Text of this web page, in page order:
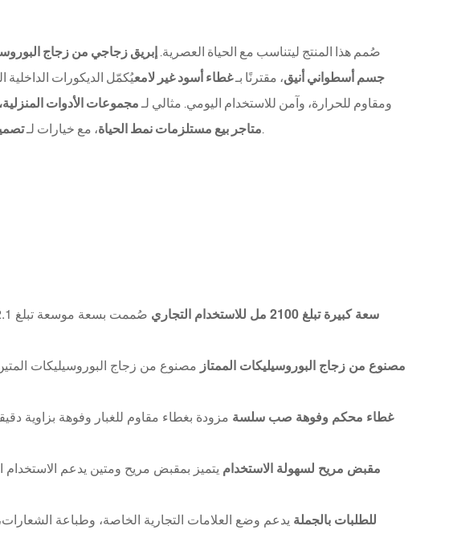
صُمم هذا المنتج ليتناسب مع الحياة العصرية. إبريق زجاجي من زجاج
جسم أسطواني أنيق، مقترنًا بـغطاء أسود غير لامعيُكمّل الديكورات الداخلية
إنه خالٍ من مادة BPA، ومقاوم للحرارة، وآمن للاستخدام اليومي. مثالي لـ مجموعات الأدوات
متاجر بيع مستلزمات نمط الحياة، مع خيارات لـ
سعة كبيرة تبلغ 2100 مل للاستخدام التجاري
مصنوع من زجاج البوروسيليكات الممتاز مصنوع من زجاج البوروسيليكات
غطاء محكم وفوهة صب سلسة مزودة بغطاء مقاوم للغبار وفوهة بزاوية
مقبض مريح لسهولة الاستخدام يتميز بمقبض مريح ومتين يدعم
تخصيص OEM/ODM للطلبات بالجملة يدعم وضع العلامات التجارية الخاصة، وطباعة